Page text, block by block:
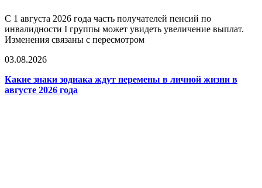
С 1 августа 2026 года часть получателей пенсий по
инвалидности I группы может увидеть увеличение выплат.
Изменения связаны с пересмотром
03.08.2026
Какие знаки зодиака ждут перемены в личной жизни в
августе 2026 года